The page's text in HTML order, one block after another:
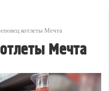
котлеты Мечта
Мечта